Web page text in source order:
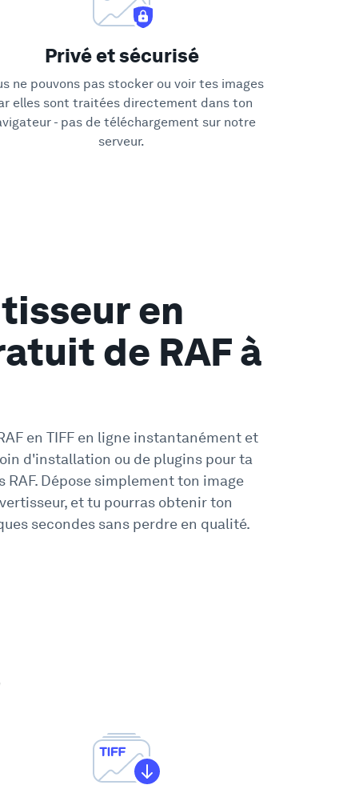
Privé et sécurisé
ne pouvons pas stocker ou voir tes images
elles sont traitées directement dans ton
- pas de téléchargement sur notre
serveur.
en
de RAF à
en TIFF en ligne instantanément et
d'installation ou de plugins pour ta
RAF. Dépose simplement ton image
et tu pourras obtenir ton
secondes sans perdre en qualité.